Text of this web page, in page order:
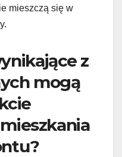
mieszczą się w
z
mogą